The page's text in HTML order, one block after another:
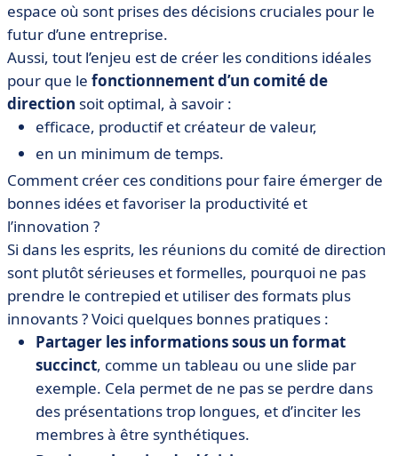
espace où sont prises des décisions cruciales pour le
futur d’une entreprise.
Aussi, tout l’enjeu est de créer les conditions idéales
pour que le fonctionnement d’un comité de
direction soit optimal, à savoir :
efficace, productif et créateur de valeur,
en un minimum de temps.
Comment créer ces conditions pour faire émerger de
bonnes idées et favoriser la productivité et
l’innovation ?
Si dans les esprits, les réunions du comité de direction
sont plutôt sérieuses et formelles, pourquoi ne pas
prendre le contrepied et utiliser des formats plus
innovants ? Voici quelques bonnes pratiques :
Partager les informations sous un format
succinct, comme un tableau ou une slide par
exemple. Cela permet de ne pas se perdre dans
des présentations trop longues, et d’inciter les
membres à être synthétiques.